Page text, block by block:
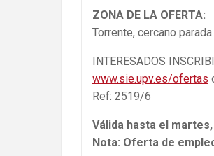
ZONA DE LA OFERTA:
Torrente, cercano parada
INTERESADOS
www.sie.upv.es/ofertas
Ref: 2519/6
Válida hasta el
Nota: Oferta de